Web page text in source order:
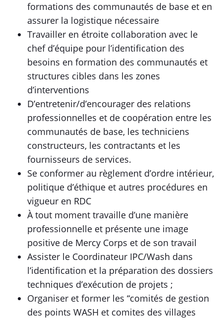
formations des communautés de base et en
assurer la logistique nécessaire
Travailler en étroite collaboration avec le
chef d’équipe pour l’identification des
besoins en formation des communautés et
structures cibles dans les zones
d’interventions
D’entretenir/d’encourager des relations
professionnelles et de coopération entre les
communautés de base, les techniciens
constructeurs, les contractants et les
fournisseurs de services.
Se conformer au règlement d’ordre intérieur,
politique d’éthique et autres procédures en
vigueur en RDC
À tout moment travaille d’une manière
professionnelle et présente une image
positive de Mercy Corps et de son travail
Assister le Coordinateur IPC/Wash dans
l’identification et la préparation des dossiers
techniques d’exécution de projets ;
Organiser et former les “comités de gestion
des points WASH et comites des villages